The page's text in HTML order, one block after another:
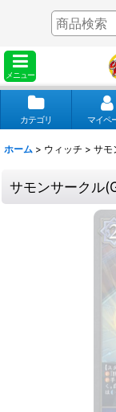
メニュー
カテゴリ マイペ
ホーム > ウィッチ > サモ
サモンサークル